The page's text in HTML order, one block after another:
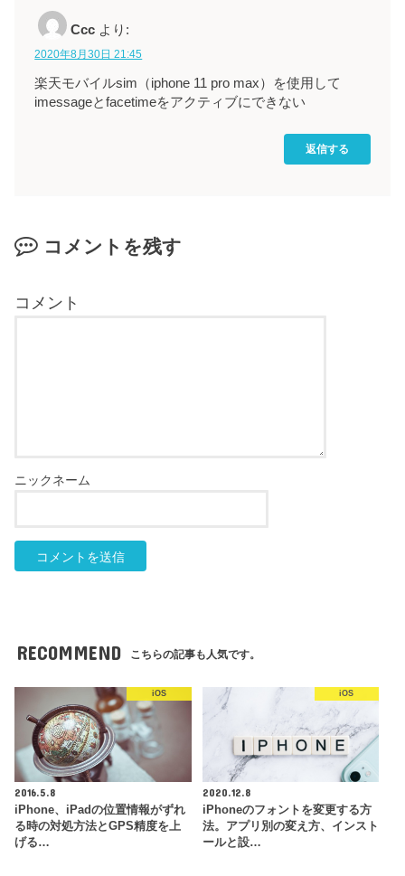
Ccc より:
2020年8月30日 21:45
楽天モバイルsim（iphone 11 pro max）を使用して
imessageとfacetimeをアクティブにできない
返信する
コメントを残す
RECOMMEND こちらの記事も人気です。
iOS
2016.5.8
iPhone、iPadの位置情報がずれ
る時の対処方法とGPS精度を上
げる…
iOS
2020.12.8
iPhoneのフォントを変更する方
法。アプリ別の変え方、インスト
ールと設…